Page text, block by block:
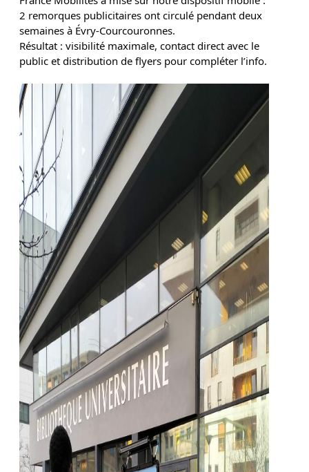
2 remorques publicitaires ont circulé pendant deux
semaines à Évry-Courcouronnes.
Résultat : visibilité maximale, contact direct avec le
public et distribution de flyers pour compléter l’info.